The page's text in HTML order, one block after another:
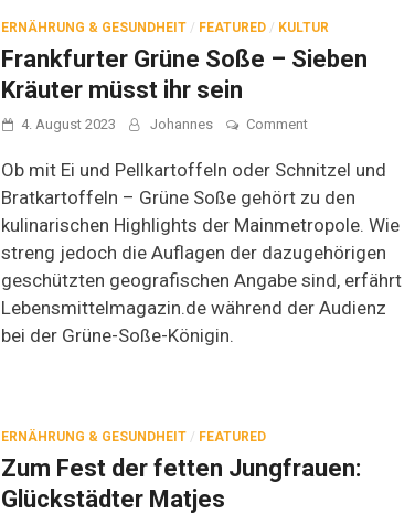
ERNÄHRUNG & GESUNDHEIT / FEATURED / KULTUR
Frankfurter Grüne Soße – Sieben
Kräuter müsst ihr sein
4. August 2023 Johannes Commenton
Grüne
–
Sieben
Kräuter
müsst
ihr
sein
Ob mit Ei und Pellkartoffeln oder Schnitzel und
Bratkartoffeln – Grüne Soße gehört zu den
kulinarischen Highlights der Mainmetropole. Wie
streng jedoch die Auflagen der dazugehörigen
geschützten geografischen Angabe sind, erfährt
Lebensmittelmagazin.de während der Audienz
bei der Grüne-Soße-Königin.
ERNÄHRUNG & GESUNDHEIT / FEATURED
Zum Fest der fetten Jungfrauen:
Glückstädter Matjes